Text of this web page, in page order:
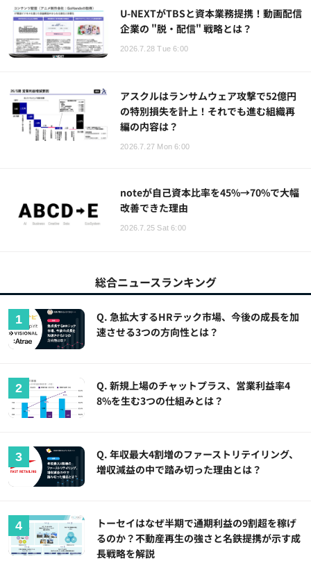
U-NEXTがTBSと資本業務提携！動画配信
企業の "脱・配信" 戦略とは？
2026.7.28 Tue 6:00
アスクルはランサムウェア攻撃で52億円
の特別損失を計上！それでも進む組織再
編の内容は？
2026.7.27 Mon 6:00
noteが自己資本比率を45%→70%で大幅
改善できた理由
2026.7.25 Sat 6:00
総合ニュースランキング
Q. 急拡大するHRテック市場、今後の成長を加
速させる3つの方向性とは？
Q. 新規上場のチャットプラス、営業利益率4
8%を生む3つの仕組みとは？
Q. 年収最大4割増のファーストリテイリング、
増収減益の中で踏み切った理由とは？
トーセイはなぜ半期で通期利益の9割超を稼げ
るのか？不動産再生の強さと名鉄提携が示す成
長戦略を解説